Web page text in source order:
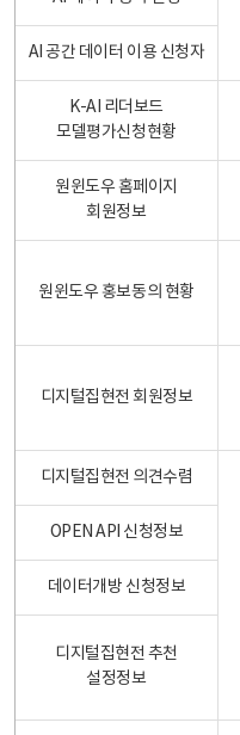
AI 공간 데이터 이용 신청자
K-AI 리더보드
모델평가신청현황
원윈도우 홈페이지
회원정보
원윈도우 홍보동의 현황
디지털집현전 회원정보
디지털집현전 의견수렴
OPEN API 신청정보
데이터개방 신청정보
디지털집현전 추천
설정정보